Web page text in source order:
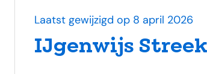
IJgenwijs
Laatst gewijzigd op 8 april 2026